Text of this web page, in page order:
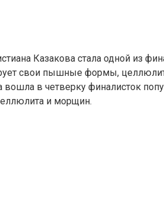
Казакова стала одной из
свои пышные формы,
вошла в четверку финалисток
и морщин.